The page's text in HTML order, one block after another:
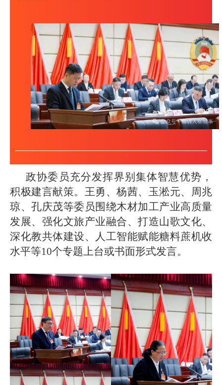
政协委员充分发挥界别集体智慧优势，
积极建言献策。王勇、杨茜、玉淞元、周兆
琼、孔庆茂等委员围绕木材加工产业高质量
发展、强化文旅产业融合、打造山歌文化、
深化教共体建设、人工智能赋能糖料蔗机收
水平等10个专题上台或书面形式发言。